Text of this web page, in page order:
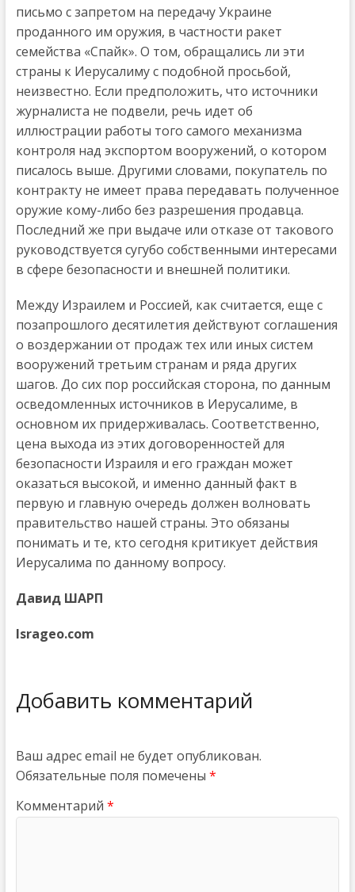
письмо с запретом на передачу Украине
проданного им оружия, в частности ракет
семейства «Спайк». О том, обращались ли эти
страны к Иерусалиму с подобной просьбой,
неизвестно. Если предположить, что источники
журналиста не подвели, речь идет об
иллюстрации работы того самого механизма
контроля над экспортом вооружений, о котором
писалось выше. Другими словами, покупатель по
контракту не имеет права передавать полученное
оружие кому-либо без разрешения продавца.
Последний же при выдаче или отказе от такового
руководствуется сугубо собственными интересами
в сфере безопасности и внешней политики.
Между Израилем и Россией, как считается, еще с
позапрошлого десятилетия действуют соглашения
о воздержании от продаж тех или иных систем
вооружений третьим странам и ряда других
шагов. До сих пор российская сторона, по данным
осведомленных источников в Иерусалиме, в
основном их придерживалась. Соответственно,
цена выхода из этих договоренностей для
безопасности Израиля и его граждан может
оказаться высокой, и именно данный факт в
первую и главную очередь должен волновать
правительство нашей страны. Это обязаны
понимать и те, кто сегодня критикует действия
Иерусалима по данному вопросу.
Давид ШАРП
Isrageo.com
Добавить комментарий
Ваш адрес email не будет опубликован.
Обязательные поля помечены *
Комментарий *